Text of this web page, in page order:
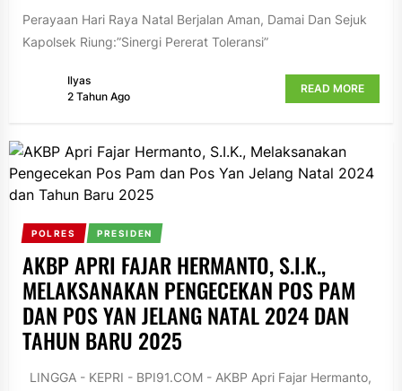
Perayaan Hari Raya Natal Berjalan Aman, Damai Dan Sejuk
Kapolsek Riung:”Sinergi Pererat Toleransi”
Ilyas
2 Tahun Ago
READ MORE
POLRES PRESIDEN
AKBP APRI FAJAR HERMANTO, S.I.K.,
MELAKSANAKAN PENGECEKAN POS PAM
DAN POS YAN JELANG NATAL 2024 DAN
TAHUN BARU 2025
LINGGA - KEPRI - BPI91.COM - AKBP Apri Fajar Hermanto,